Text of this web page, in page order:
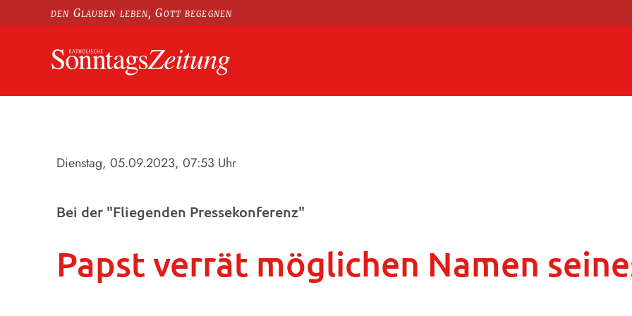
den Glauben leben, Gott begegnen
Dienstag, 05.09.2023, 07:53 Uhr
Bei der "Fliegenden Pressekonferenz"
Papst verrät möglichen Namen